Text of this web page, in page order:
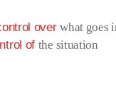
overwhat goes
of the situation